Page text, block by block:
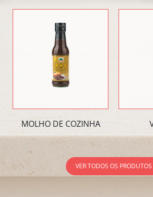
MOLHO DE COZINHA
VER TODOS OS PRODUTOS